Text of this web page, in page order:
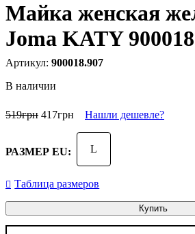
Майка женская
Joma KATY
900018.907
В наличии
519грн 417грн Нашли дешевле?
РАЗМЕР EU: L
Таблица размеров
Купить